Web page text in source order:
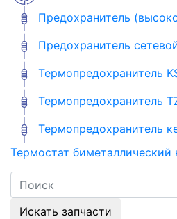
Предохранитель
Предохранитель
Термопредохранитель
Термопредохранитель
Термопредохранитель
Термостат биметаллический
Искать запчасти